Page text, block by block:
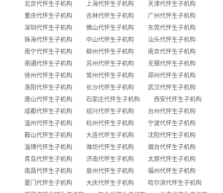
北京代怀生子机构 上海代怀生子机构
天津代怀生子机构
重庆代怀生子机构
吉林代怀生子机构
广州代怀生子机构
深圳代怀生子机构
佛山代怀生子机构
东莞代怀生子机构
珠海代怀生子机构
中山代怀生子机构
汕头代怀生子机构
南宁代怀生子机构
柳州代怀生子机构
南京代怀生子机构
南通代怀生子机构
苏州代怀生子机构
无锡代怀生子机构
徐州代怀生子机构
常州代怀生子机构
郑州代怀生子机构
洛阳代怀生子机构
长沙代怀生子机构
武汉代怀生子机构
唐山代怀生子机构
石家庄代怀生子机构
西安代怀生子机构
成都代怀生子机构
绍兴代怀生子机构
台州代怀生子机构
温州代怀生子机构
杭州代怀生子机构
宁波代怀生子机构
鞍山代怀生子机构
大连代怀生子机构
沈阳代怀生子机构
淄博代怀生子机构
潍坊代怀生子机构
烟台代怀生子机构
青岛代怀生子机构
济南代怀生子机构
太原代怀生子机构
南昌代怀生子机构
泉州代怀生子机构
福州代怀生子机构
厦门代怀生子机构
大庆代怀生子机构
哈尔滨代怀生子机构